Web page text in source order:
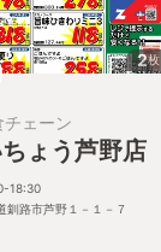
2枚
チェーン
ょう芦野店
18:30
釧路市芦野１－１－７